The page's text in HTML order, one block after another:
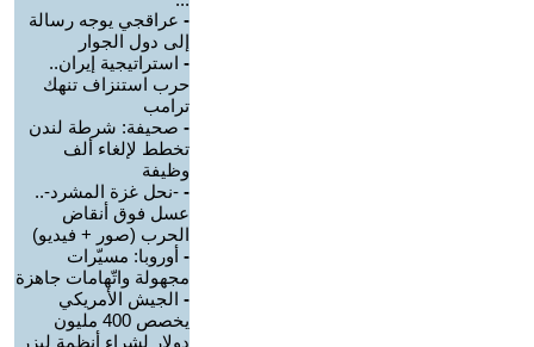
- عراقجي يوجه رسالة
إلى دول الجوار
- استراتيجية إيران..
حرب استنزاف تنهك
ترامب
- صحيفة: شرطة لندن
تخطط لإلغاء ألف
وظيفة
- -نحل غزة المشرد-..
عسل فوق أنقاض
الحرب (صور + فيديو)
- أوروبا: مسيّرات
مجهولة واتّهامات جاهزة
- الجيش الأمريكي
يخصص 400 مليون
دولار لشراء أنظمة ليزر